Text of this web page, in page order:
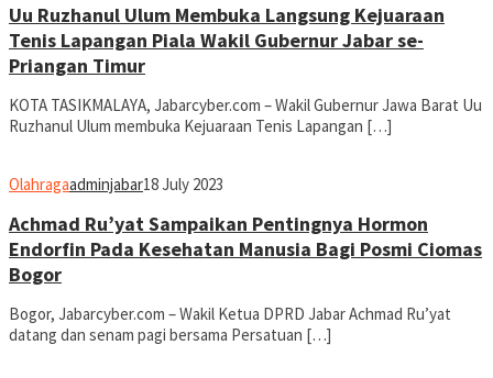
Uu Ruzhanul Ulum Membuka Langsung Kejuaraan
Tenis Lapangan Piala Wakil Gubernur Jabar se-
Priangan Timur
KOTA TASIKMALAYA, Jabarcyber.com – Wakil Gubernur Jawa Barat Uu
Ruzhanul Ulum membuka Kejuaraan Tenis Lapangan […]
Olahragaadminjabar18 July 2023
Achmad Ru’yat Sampaikan Pentingnya Hormon
Endorfin Pada Kesehatan Manusia Bagi Posmi Ciomas
Bogor
Bogor, Jabarcyber.com – Wakil Ketua DPRD Jabar Achmad Ru’yat
datang dan senam pagi bersama Persatuan […]